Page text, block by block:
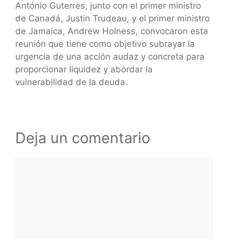
António Guterres, junto con el primer ministro
de Canadá, Justin Trudeau, y el primer ministro
de Jamaica, Andrew Holness, convocaron esta
reunión que tiene como objetivo subrayar la
urgencia de una acción audaz y concreta para
proporcionar liquidez y abordar la
vulnerabilidad de la deuda.
Deja un comentario